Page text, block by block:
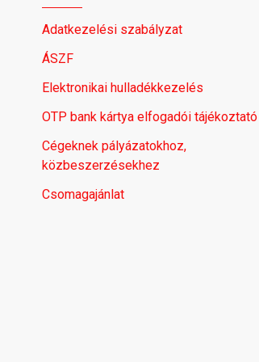
Adatkezelési szabályzat
ÁSZF
Elektronikai hulladékkezelés
OTP bank kártya elfogadói tájékoztató
Cégeknek pályázatokhoz,
közbeszerzésekhez
Csomagajánlat